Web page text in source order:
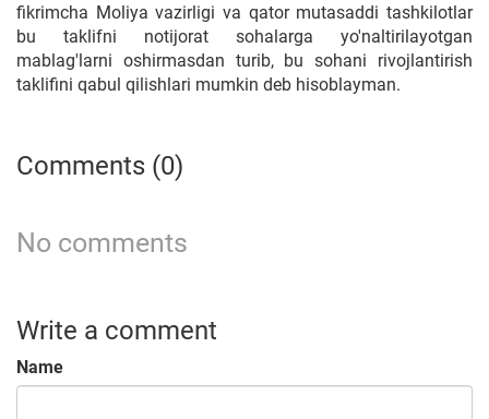
fikrimcha Moliya vazirligi va qator mutasaddi tashkilotlar
bu taklifni notijorat sohalarga yo'naltirilayotgan
mablag'larni oshirmasdan turib, bu sohani rivojlantirish
taklifini qabul qilishlari mumkin deb hisoblayman.
Comments (0)
No comments
Write a comment
Name